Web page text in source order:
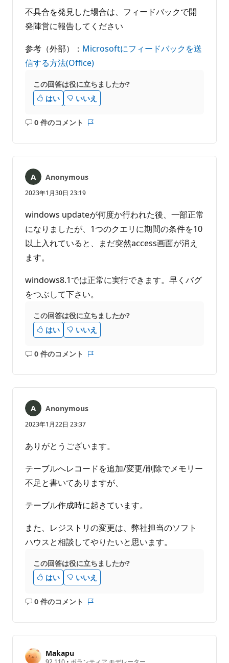
不具合を発見した場合は、フィードバックで開
発陣営に報告してください
参考（外部）： Microsoftにフィードバックを送
信する方法(Office)
この回答は役に立ちましたか?
はい
いいえ
0 件のコメント
コ
ト
あ
り
せ
ん
ト
Anonymous
2023年1月30日 23:19
windows updateが何度か行われた後、一部正常
になりましたが、1つのクエリに期間の条件を10
以上入れていると、まだ突然access画面が消え
ます。
windows8.1では正常に実行できます。早くバグ
をつぶして下さい。
この回答は役に立ちましたか?
はい
いいえ
0 件のコメント
コ
ト
あ
り
せ
ト
Anonymous
2023年1月22日 23:37
ありがとうございます。
テーブルへレコードを追加/変更/削除でメモリー
不足と書いてありますが、
テーブル作成時に起きています。
また、レジストリの変更は、弊社担当のソフト
ハウスと相談してやりたいと思います。
この回答は役に立ちましたか?
はい
いいえ
0 件のコメント
コ
ト
は
あ
ト
Makapu
評